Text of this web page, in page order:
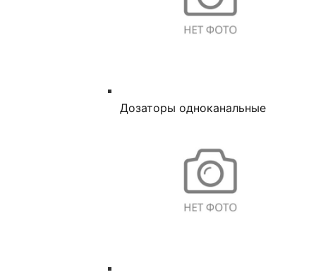
Дозаторы одноканальные